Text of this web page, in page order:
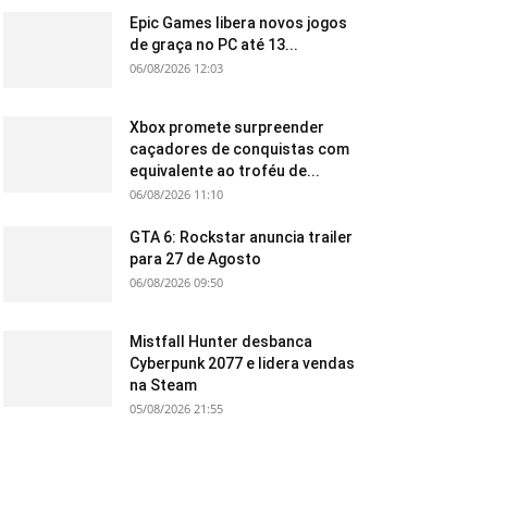
Epic Games libera novos jogos
de graça no PC até 13...
06/08/2026 12:03
Xbox promete surpreender
caçadores de conquistas com
equivalente ao troféu de...
06/08/2026 11:10
GTA 6: Rockstar anuncia trailer
para 27 de Agosto
06/08/2026 09:50
Mistfall Hunter desbanca
Cyberpunk 2077 e lidera vendas
na Steam
05/08/2026 21:55